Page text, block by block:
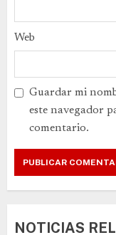
Web
Guardar mi
este navegador
comentario.
NOTICIAS